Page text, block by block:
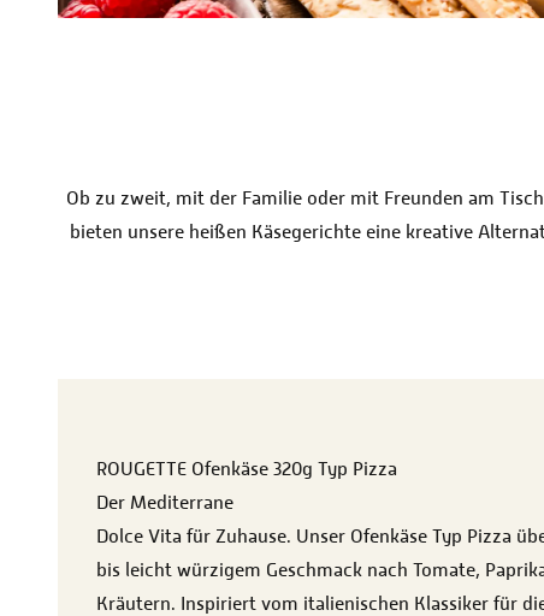
Ob zu zweit, mit der Familie oder mit Freunden am
bieten unsere heißen Käsegerichte eine kreative
ROUGETTE Ofenkäse 320g Typ Pizza
Der Mediterrane
Dolce Vita für Zuhause. Unser Ofenkäse Typ Pizza
bis leicht würzigem Geschmack nach Tomate,
Kräutern. Inspiriert vom italienischen Klassiker für